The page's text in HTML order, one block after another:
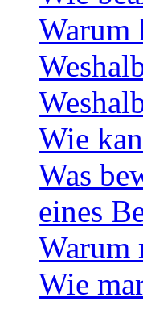
Warum
Wie
Was
eines
Warum
Wie